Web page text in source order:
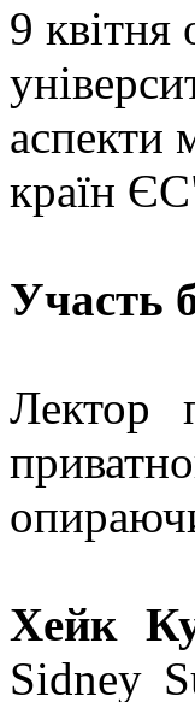
9 квітня
аспекти
країн
Участь
Лектор
Хейк
Sidney